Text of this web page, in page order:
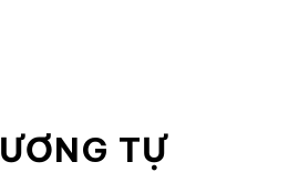
TỰ